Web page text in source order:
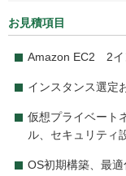
お見積項目
Amazon EC2 2イ
インスタンス選定
仮想プライベート
ル、セキュリティ
OS初期構築、最